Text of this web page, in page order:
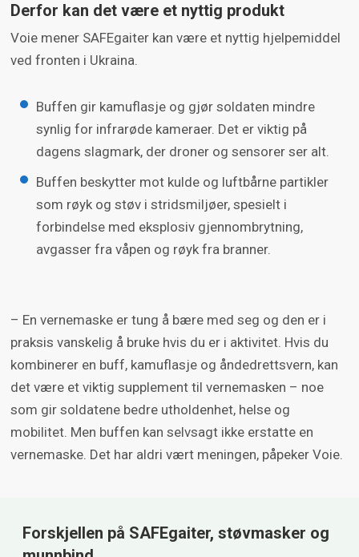
innlekkasje: 22%
FFP2:filtreringseffektivitet: min 94%, maksimal
innlekkasje: 8%
innlekkasje: 2%
har en maske på, ved å måle
partikkelkonsentrasjon inni maska og
sammenligne den med partikkelkonsentrasjon i
omgivelser.
Safegaiteren er for tiden innen den første
kategorien, og slipper inn omkring 20% av
partikkelbasert luftforurensing.
Militære vernemasker har til sammenligning
lekkasje godt under 0,001%.
Derfor kan det være et nyttig produkt
Voie mener SAFEgaiter kan være et nyttig hjelpemiddel
ved fronten i Ukraina.
Buffen gir kamuflasje og gjør soldaten mindre
synlig for infrarøde kameraer. Det er viktig på
dagens slagmark, der droner og sensorer ser alt.
Buffen beskytter mot kulde og luftbårne partikler
som røyk og støv i stridsmiljøer, spesielt i
forbindelse med eksplosiv gjennombrytning,
avgasser fra våpen og røyk fra branner.
– En vernemaske er tung å bære med seg og den er i
praksis vanskelig å bruke hvis du er i aktivitet. Hvis du
kombinerer en buff, kamuflasje og åndedrettsvern, kan
det være et viktig supplement til vernemasken – noe
som gir soldatene bedre utholdenhet, helse og
mobilitet. Men buffen kan selvsagt ikke erstatte en
vernemaske. Det har aldri vært meningen, påpeker Voie.
Forskjellen på SAFEgaiter, støvmasker og